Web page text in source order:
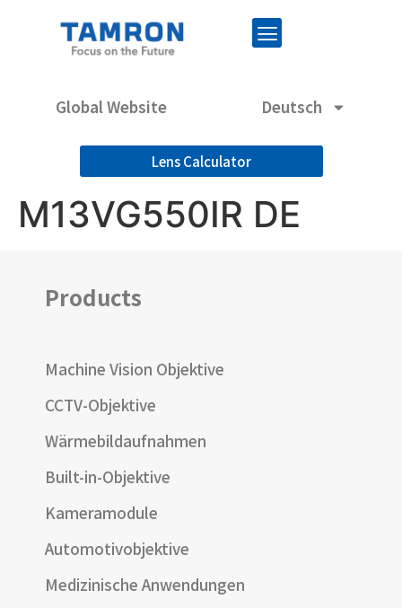
Global Website Deutsch
Lens Calculator
M13VG550IR DE
Products
Machine Vision Objektive
CCTV-Objektive
Wärmebildaufnahmen
Built-in-Objektive
Kameramodule
Automotivobjektive
Medizinische Anwendungen